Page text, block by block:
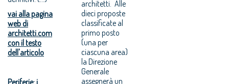
vai alla pagina
web di
architetti.com
con il testo
dell'articolo
Periferie: i
architetti. Alle
dieci proposte
classificate al
primo posto
(una per
ciascuna area)
la Direzione
Generale
assegnerà un